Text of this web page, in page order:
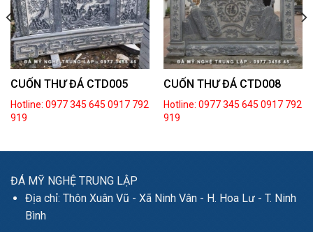
CUỐN THƯ ĐÁ CTD005
Hotline: 0977 345 645 0917 792
919
CUỐN THƯ ĐÁ CTD008
Hotline: 0977 345 645 0917 792
919
ĐÁ MỸ NGHỆ TRUNG LẬP
Địa chỉ: Thôn Xuân Vũ - Xã Ninh Vân - H. Hoa Lư - T. Ninh
Bình